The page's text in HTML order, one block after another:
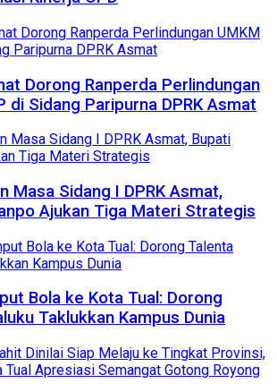
Dorong Ranperda Perlindungan
di Sidang Paripurna DPRK Asmat
Masa Sidang I DPRK Asmat,
Ajukan Tiga Materi Strategis
Bola ke Kota Tual: Dorong
Taklukkan Kampus Dunia